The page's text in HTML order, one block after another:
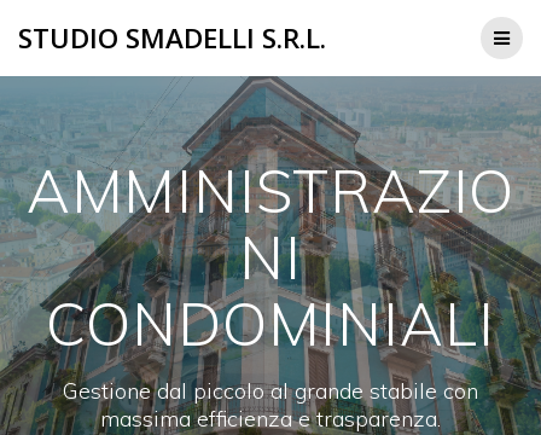
STUDIO SMADELLI S.R.L.
AMMINISTRAZIO
NI
CONDOMINIALI
Gestione dal piccolo al grande stabile con
massima efficienza e trasparenza.